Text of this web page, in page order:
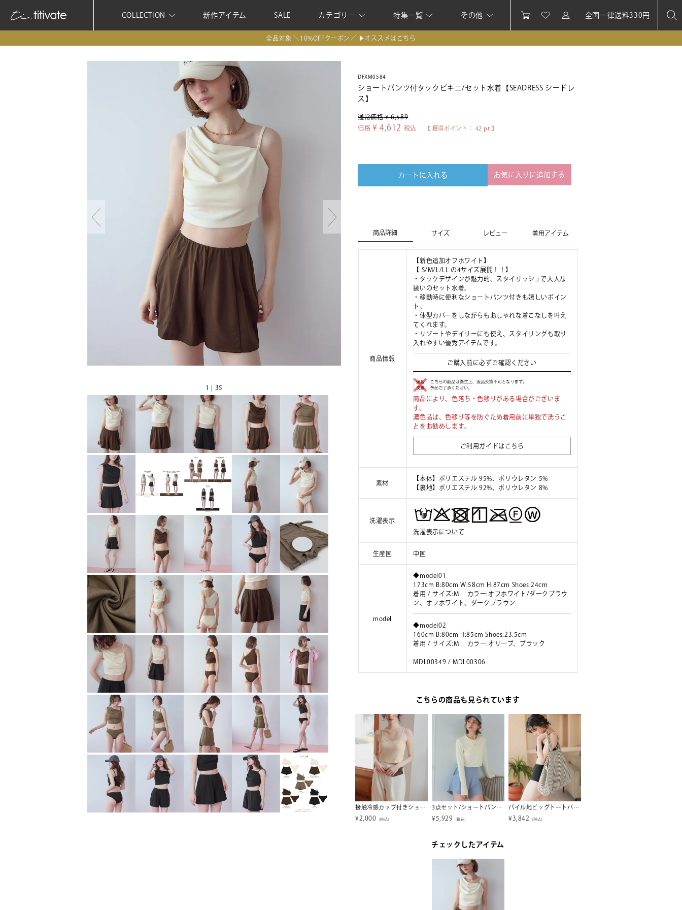
COLLECTION 新作アイテム SALE カテゴリー 特集一覧 その他 全国一律送料330円
全品対象 ＼10%OFFクーポン／ ▶オススメはこちら
1 | 35
DFXM0584
ショートパンツ付タックビキニ/セット水着【SEADRESS シードレ
ス】
通常価格 ¥ 6,589
価格 ¥ 4,612 税込 【 獲得ポイント： 42 pt 】
カートに入れる お気に入りに追加する
商品詳細 サイズ レビュー 着用アイテム
商品情報
【新色追加オフホワイト】
【 S/M/L/LL の4サイズ展開！！】
・タックデザインが魅力的、スタイリッシュで大人な
装いのセット水着。
・移動時に便利なショートパンツ付きも嬉しいポイン
ト。
・体型カバーをしながらもおしゃれな着こなしを叶え
てくれます。
・リゾートやデイリーにも使え、スタイリングも取り
入れやすい優秀アイテムです。
ご購入前に必ずご確認ください
商品により、色落ち・色移りがある場合がございま
す。
濃色品は、色移り等を防ぐため着用前に単独で洗うこ
とをお勧めします。
ご利用ガイドはこちら
素材
【本体】ポリエステル 95%、ポリウレタン 5%
【裏地】ポリエステル 92%、ポリウレタン 8%
洗濯表示
洗濯表示について
生産国 中国
model
◆model01
173cm B:80cm W:58cm H:87cm Shoes:24cm
着用 / サイズ:M カラー:オフホワイト/ダークブラウ
ン、オフホワイト、ダークブラウン
◆model02
160cm B:80cm H:85cm Shoes:23.5cm
着用 / サイズ:M カラー:オリーブ、ブラック
MDL00349 / MDL00306
こちらの商品も見られています
接触冷感カップ付きショート丈キャミソール【miette ミエット】
¥ 2,000 （税込）
3点セット/ショートパンツ×カップ付長袖ビキニ/水着【SEADRESS シードレス】
¥ 5,929 （税込）
パイル地ビッグトートバッグ【メール便可／100】
¥ 3,842 （税込）
チェックしたアイテム